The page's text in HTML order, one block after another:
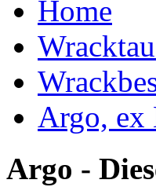
Home
Argo,
Argo -